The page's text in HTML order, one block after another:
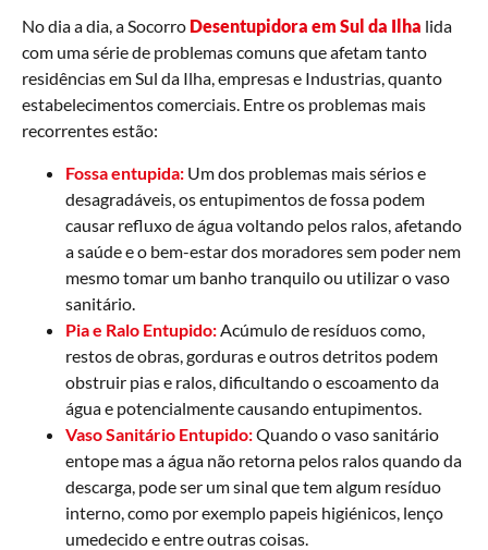
No dia a dia, a Socorro Desentupidora em Sul da Ilha lida
com uma série de problemas comuns que afetam tanto
residências em Sul da Ilha, empresas e Industrias, quanto
estabelecimentos comerciais. Entre os problemas mais
recorrentes estão:
Fossa entupida: Um dos problemas mais sérios e
desagradáveis, os entupimentos de fossa podem
causar refluxo de água voltando pelos ralos, afetando
a saúde e o bem-estar dos moradores sem poder nem
mesmo tomar um banho tranquilo ou utilizar o vaso
sanitário.
Pia e Ralo Entupido:Acúmulo de resíduos como,
restos de obras, gorduras e outros detritos podem
obstruir pias e ralos, dificultando o escoamento da
água e potencialmente causando entupimentos.
Vaso Sanitário Entupido:Quando o vaso sanitário
entope mas a água não retorna pelos ralos quando da
descarga, pode ser um sinal que tem algum resíduo
interno, como por exemplo papeis higiénicos, lenço
umedecido e entre outras coisas.